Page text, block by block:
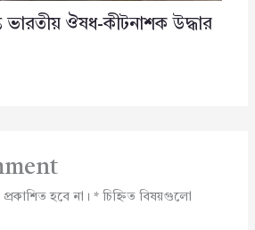
ভারতীয় ঔষধ-কীটনাশক উদ্ধার
হবে না। *চিহ্নিত বিষয়গুলো